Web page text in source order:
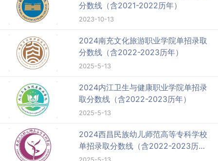
分数线（含2021-2022历年）
2023-10-13
2024南充文化旅游职业学院单招录取
分数线（含2022-2023历年）
2025-5-13
2024内江卫生与健康职业学院单招录
取分数线（含2022-2023历年）
2025-5-13
2024西昌民族幼儿师范高等专科学校
单招录取分数线（含2022-2023历
年）